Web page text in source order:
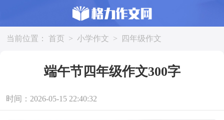
当前位置： 首页 > 小学作文 > 四年级作文
端午节四年级作文300字
时间：2026-05-15 22:40:32